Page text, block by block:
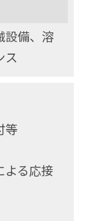
設備、溶
ス
等
よる応接